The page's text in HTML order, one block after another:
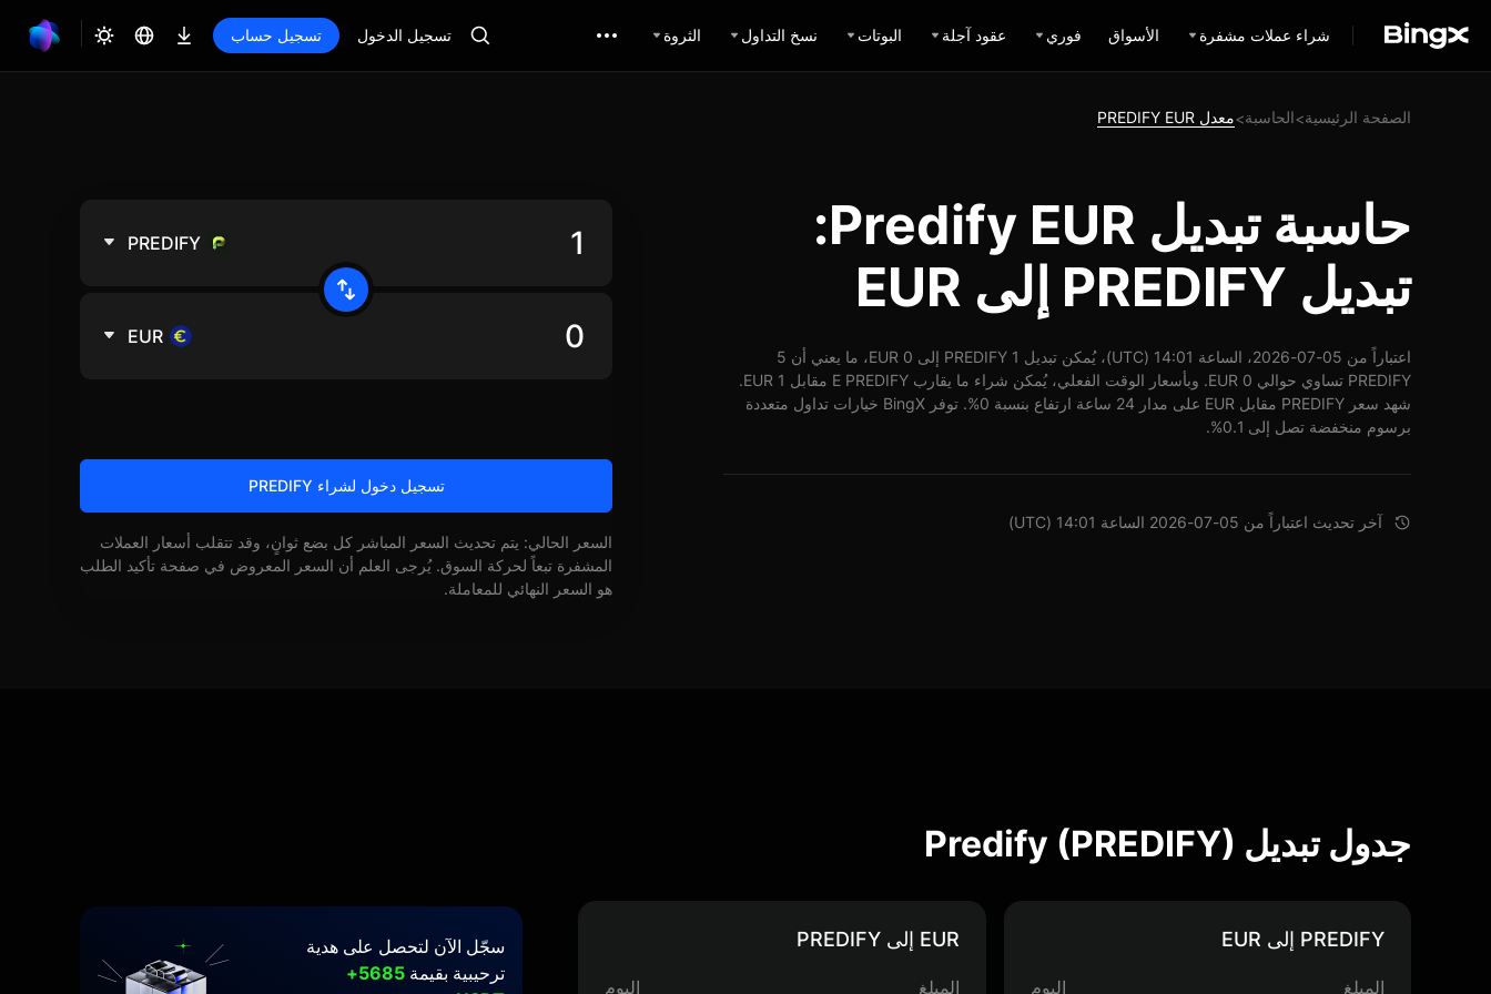
شراء عملات مشفرة الأسواق فوري عقود آجلة البوتات نسخ التداول الثروة تسجيل الدخول تسجيل حساب
الصفحة الرئيسية>الحاسبة>معدل PREDIFY EUR
حاسبة تبديل Predify EUR:
تبديل PREDIFY إلى EUR
اعتباراً من 05-07-2026، الساعة 14:01 (UTC)، يُمكن تبديل 1 PREDIFY إلى 0 EUR، ما يعني أن 5
PREDIFY تساوي حوالي 0 EUR. وبأسعار الوقت الفعلي، يُمكن شراء ما يقارب E PREDIFY مقابل 1 EUR.
شهد سعر PREDIFY مقابل EUR على مدار 24 ساعة ارتفاع بنسبة 0%. توفر BingX خيارات تداول متعددة
برسوم منخفضة تصل إلى 0.1%.
آخر تحديث اعتباراً من 05-07-2026 الساعة 14:01 (UTC)
PREDIFY
EUR
تسجيل دخول لشراء PREDIFY
السعر الحالي: يتم تحديث السعر المباشر كل بضع ثوانٍ، وقد تتقلب أسعار العملات
المشفرة تبعاً لحركة السوق. يُرجى العلم أن السعر المعروض في صفحة تأكيد الطلب
هو السعر النهائي للمعاملة.
جدول تبديل Predify (PREDIFY)
PREDIFY إلى EUR
المبلغ اليوم
EUR إلى PREDIFY
المبلغ اليوم
سجّل الآن لتحصل على هدية
ترحيبية بقيمة
5685+